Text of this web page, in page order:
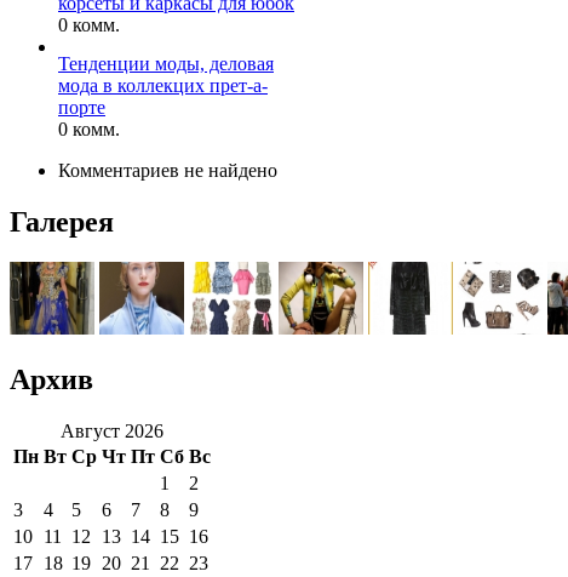
0 комм.
Тенденции моды, деловая
мода в коллекцих прет-а-
порте
0 комм.
Комментариев не найдено
Галерея
Архив
Август 2026
Пн Вт Ср Чт Пт Сб Вс
1
2
3
4 5 6 7 8
9
10 11 12 13 14 15 16
17 18 19 20 21 22 23